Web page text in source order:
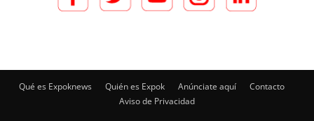
Qué es Expoknews Quién es Expok Anúnciate aquí
Contacto
Aviso de Privacidad